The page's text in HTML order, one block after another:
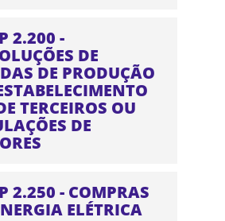
2.200 -
DE
DE PRODUÇÃO
TERCEIROS OU
DE
2.250 - COMPRAS
ELÉTRICA